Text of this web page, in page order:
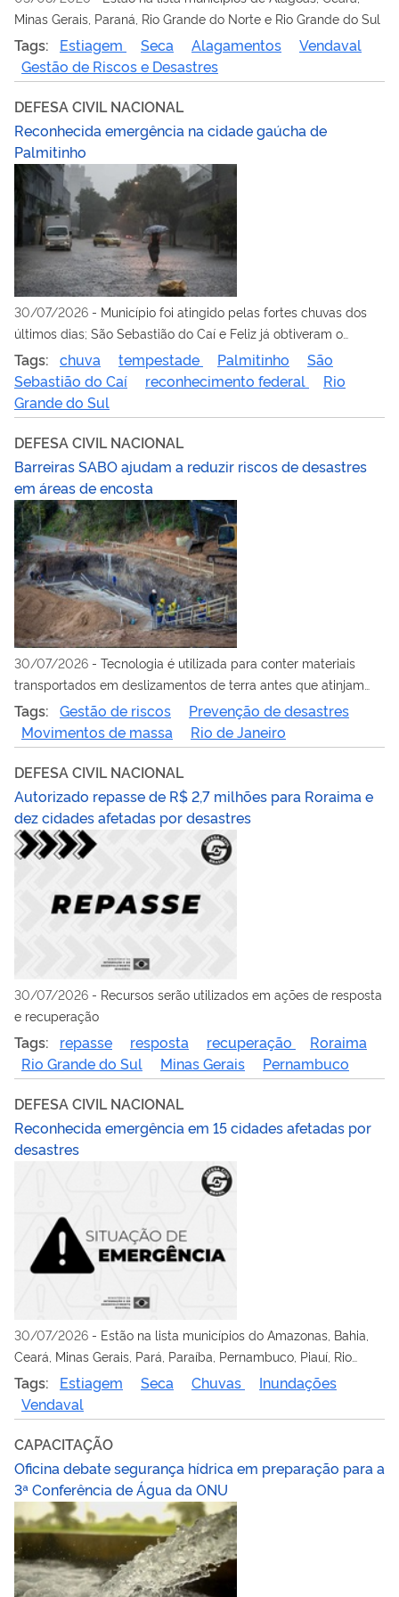
Minas Gerais, Paraná, Rio Grande do Norte e Rio Grande do Sul
Tags: Estiagem Seca Alagamentos
Vendaval
Gestão de Riscos e Desastres
DEFESA CIVIL NACIONAL
Reconhecida emergência na cidade gaúcha de
Palmitinho
30/07/2026 - Município foi atingido pelas fortes chuvas dos
últimos dias; São Sebastião do Caí e Feliz já obtiveram o
reconhecimento
Tags: chuva tempestade Palmitinho
São
Sebastião do Caí
reconhecimento federal
Rio
Grande do Sul
DEFESA CIVIL NACIONAL
Barreiras SABO ajudam a reduzir riscos de desastres
em áreas de encosta
30/07/2026 - Tecnologia é utilizada para conter materiais
transportados em deslizamentos de terra antes que atinjam
áreas urbanizadas
Tags: Gestão de riscos
Prevenção de desastres
Movimentos de massa
Rio de Janeiro
DEFESA CIVIL NACIONAL
Autorizado repasse de R$ 2,7 milhões para Roraima e
dez cidades afetadas por desastres
30/07/2026 - Recursos serão utilizados em ações de resposta
e recuperação
Tags: repasse resposta recuperação
Roraima
Rio Grande do Sul
Minas Gerais Pernambuco
DEFESA CIVIL NACIONAL
Reconhecida emergência em 15 cidades afetadas por
desastres
30/07/2026 - Estão na lista municípios do Amazonas, Bahia,
Ceará, Minas Gerais, Pará, Paraíba, Pernambuco, Piauí, Rio
Grande do Norte e Rio Grande do Sul
Tags: Estiagem Seca Chuvas
Inundações
Vendaval
CAPACITAÇÃO
Oficina debate segurança hídrica em preparação para a
3ª Conferência de Água da ONU